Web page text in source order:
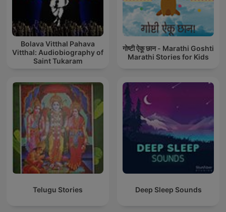
Bolava Vitthal Pahava
Vitthal: Audiobiography of
Saint Tukaram
गोष्टी ऐकू छान - Marathi Goshti
Marathi Stories for Kids
Telugu Stories Deep Sleep Sounds